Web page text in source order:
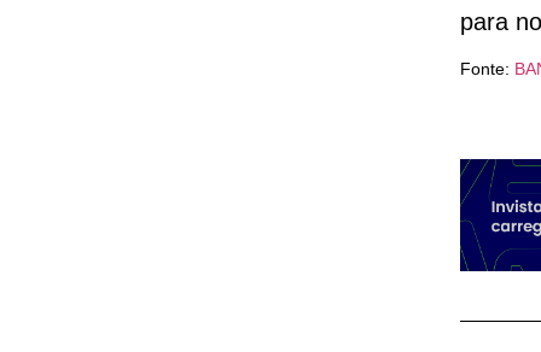
para
Fonte: